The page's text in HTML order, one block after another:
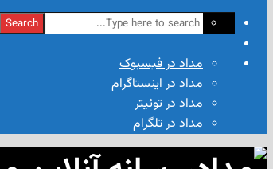
Search
مداد در فیسبوک
مداد در اینستاگرام
مداد در توئیتر
مداد در تلگرام